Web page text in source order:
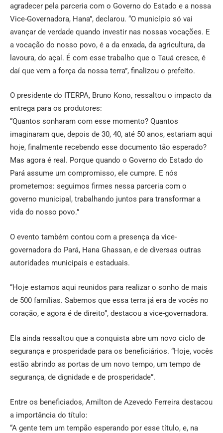
agradecer pela parceria com o Governo do Estado e a nossa
Vice-Governadora, Hana”, declarou. “O município só vai
avançar de verdade quando investir nas nossas vocações. E
a vocação do nosso povo, é a da enxada, da agricultura, da
lavoura, do açaí. É com esse trabalho que o Tauá cresce, é
daí que vem a força da nossa terra”, finalizou o prefeito.
O presidente do ITERPA, Bruno Kono, ressaltou o impacto da
entrega para os produtores:
“Quantos sonharam com esse momento? Quantos
imaginaram que, depois de 30, 40, até 50 anos, estariam aqui
hoje, finalmente recebendo esse documento tão esperado?
Mas agora é real. Porque quando o Governo do Estado do
Pará assume um compromisso, ele cumpre. E nós
prometemos: seguimos firmes nessa parceria com o
governo municipal, trabalhando juntos para transformar a
vida do nosso povo.”
O evento também contou com a presença da vice-
governadora do Pará, Hana Ghassan, e de diversas outras
autoridades municipais e estaduais.
“Hoje estamos aqui reunidos para realizar o sonho de mais
de 500 famílias. Sabemos que essa terra já era de vocês no
coração, e agora é de direito”, destacou a vice-governadora.
Ela ainda ressaltou que a conquista abre um novo ciclo de
segurança e prosperidade para os beneficiários. “Hoje, vocês
estão abrindo as portas de um novo tempo, um tempo de
segurança, de dignidade e de prosperidade”.
Entre os beneficiados, Amilton de Azevedo Ferreira destacou
a importância do título:
“A gente tem um tempão esperando por esse título, e, na